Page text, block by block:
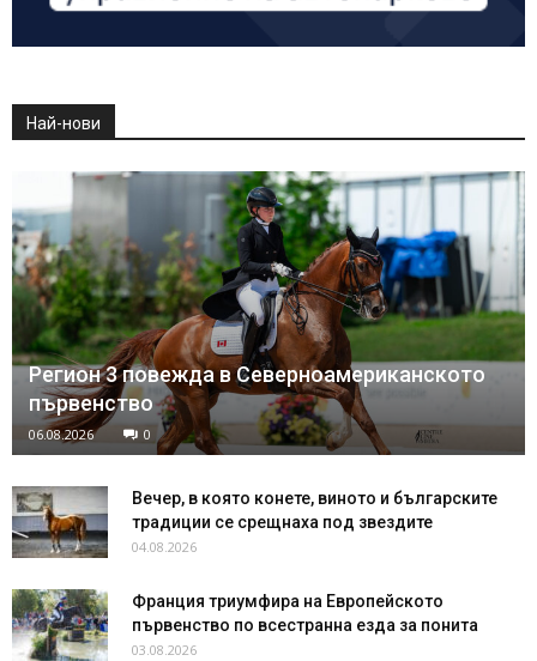
Най-нови
Регион 3 повежда в Северноамериканското
първенство
06.08.2026 0
Вечер, в която конете, виното и българските
традиции се срещнаха под звездите
04.08.2026
Франция триумфира на Европейското
първенство по всестранна езда за понита
03.08.2026